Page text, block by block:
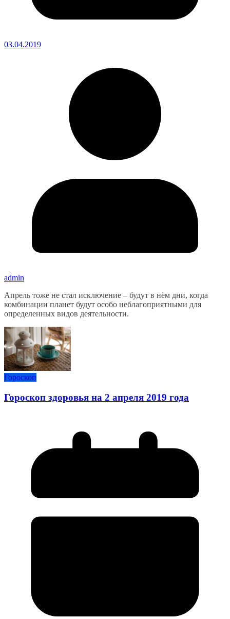
03.04.2019
admin
Апрель тоже не стал исключение – будут в нём дни, когда
комбинации планет будут особо неблагоприятными для
определенных видов деятельности.
Гороскоп
Гороскоп здоровья на 2 апреля 2019 года